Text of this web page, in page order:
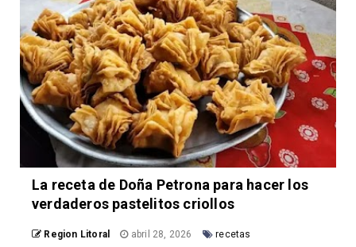
La receta de Doña Petrona para hacer los
verdaderos pastelitos criollos
Region Litoral abril 28, 2026 recetas